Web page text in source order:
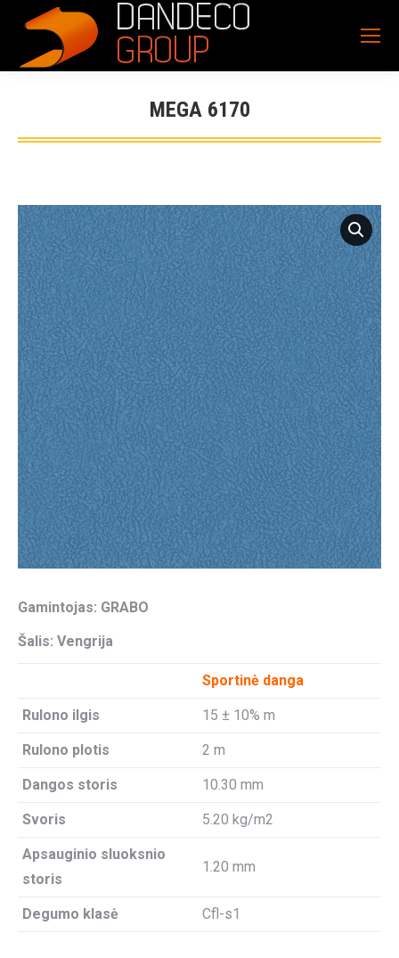
MEGA 6170
Gamintojas: GRABO
Šalis: Vengrija
Sportinė danga
Rulono ilgis 15 ± 10% m
Rulono plotis 2 m
Dangos storis 10.30 mm
Svoris 5.20 kg/m2
Apsauginio sluoksnio
storis
1.20 mm
Degumo klasė Cfl-s1